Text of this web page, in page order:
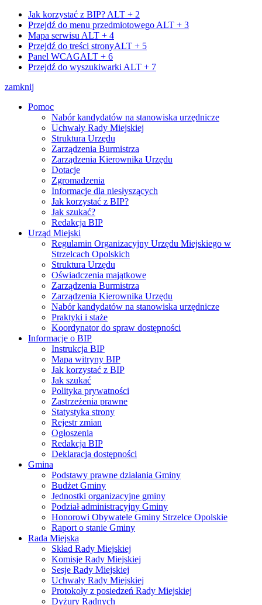
Jak korzystać z BIP? ALT + 2
Przejdź do menu przedmiotowego ALT + 3
Mapa serwisu ALT + 4
Przejdź do treści stronyALT + 5
Panel WCAGALT + 6
Przejdź do wyszukiwarki ALT + 7
zamknij
Pomoc
Nabór kandydatów na stanowiska urzędnicze
Uchwały Rady Miejskiej
Struktura Urzędu
Zarządzenia Burmistrza
Zarządzenia Kierownika Urzędu
Dotacje
Zgromadzenia
Informacje dla niesłyszących
Jak korzystać z BIP?
Jak szukać?
Redakcja BIP
Urząd Miejski
Regulamin Organizacyjny Urzędu Miejskiego w
Strzelcach Opolskich
Struktura Urzędu
Oświadczenia majątkowe
Zarządzenia Burmistrza
Zarządzenia Kierownika Urzędu
Nabór kandydatów na stanowiska urzędnicze
Praktyki i staże
Koordynator do spraw dostępności
Informacje o BIP
Instrukcja BIP
Mapa witryny BIP
Jak korzystać z BIP
Jak szukać
Polityka prywatności
Zastrzeżenia prawne
Statystyka strony
Rejestr zmian
Ogłoszenia
Redakcja BIP
Deklaracja dostępności
Gmina
Podstawy prawne działania Gminy
Budżet Gminy
Jednostki organizacyjne gminy
Podział administracyjny Gminy
Honorowi Obywatele Gminy Strzelce Opolskie
Raport o stanie Gminy
Rada Miejska
Skład Rady Miejskiej
Komisje Rady Miejskiej
Sesje Rady Miejskiej
Uchwały Rady Miejskiej
Protokoły z posiedzeń Rady Miejskiej
Dyżury Radnych